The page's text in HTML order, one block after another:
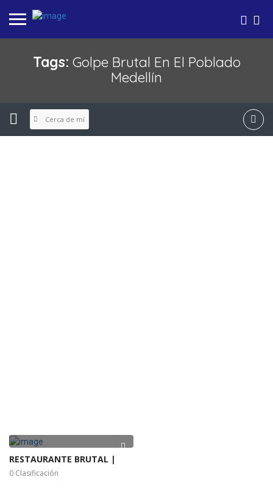
Tags: Golpe Brutal En El Poblado
Medellín
Cerca de mí
RESTAURANTE BRUTAL |
0 Clasificación